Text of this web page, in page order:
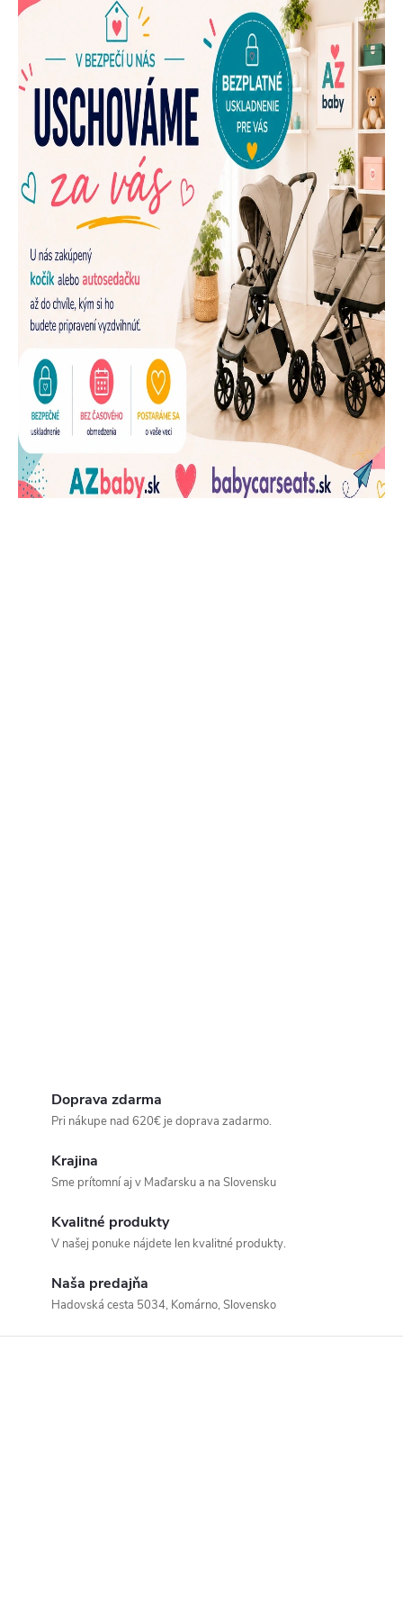
E
N
U
R
D
J
Ň
U
Doprava zdarma
Pri nákupe nad 620€ je doprava zadarmo.
Krajina
Sme prítomní aj v Maďarsku a na Slovensku
Kvalitné produkty
V našej ponuke nájdete len kvalitné produkty.
Naša predajňa
Hadovská cesta 5034, Komárno, Slovensko